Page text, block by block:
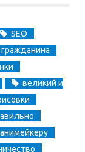
SEO
великий и